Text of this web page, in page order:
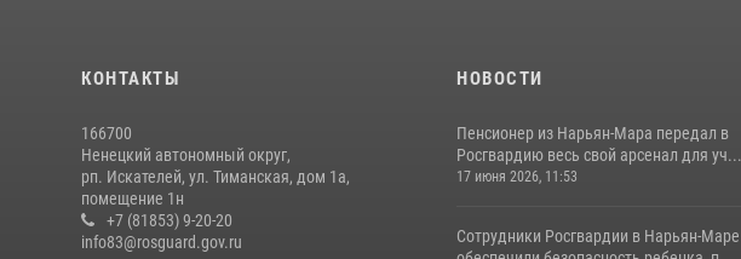
КОНТАКТЫ
166700
Ненецкий автономный округ,
рп. Искателей, ул. Тиманская, дом 1а,
помещение 1н
+7 (81853) 9-20-20
info83@rosguard.gov.ru
НОВОСТИ
Пенсионер из Нарьян-Мара передал в
Росгвардию весь свой арсенал для уч...
17 июня 2026, 11:53
Сотрудники Росгвардии в Нарьян-Маре